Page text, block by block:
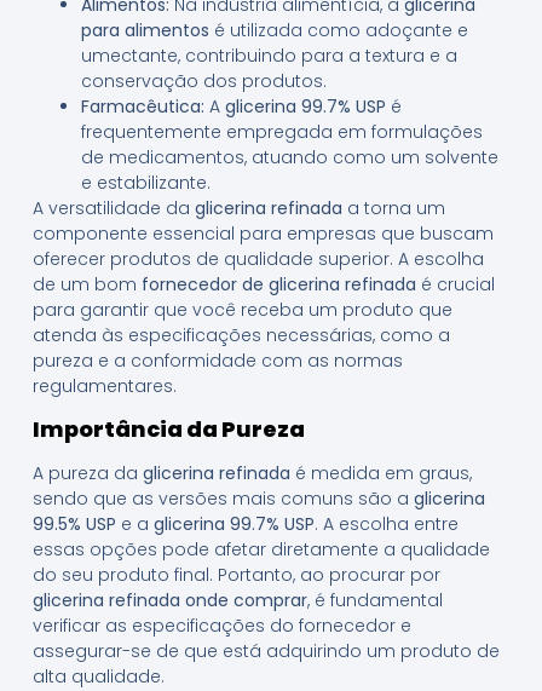
para alimentos é utilizada como adoçante e
umectante, contribuindo para a textura e a
conservação dos produtos.
Farmacêutica: A glicerina 99.7% USP é
frequentemente empregada em formulações
de medicamentos, atuando como um solvente
e estabilizante.
A versatilidade da glicerina refinada a torna um
componente essencial para empresas que buscam
oferecer produtos de qualidade superior. A escolha
de um bom fornecedor de glicerina refinada é crucial
para garantir que você receba um produto que
atenda às especificações necessárias, como a
pureza e a conformidade com as normas
regulamentares.
Importância da Pureza
A pureza da glicerina refinada é medida em graus,
sendo que as versões mais comuns são a glicerina
99.5% USP e a glicerina 99.7% USP. A escolha entre
essas opções pode afetar diretamente a qualidade
do seu produto final. Portanto, ao procurar por
glicerina refinada onde comprar, é fundamental
verificar as especificações do fornecedor e
assegurar-se de que está adquirindo um produto de
alta qualidade.